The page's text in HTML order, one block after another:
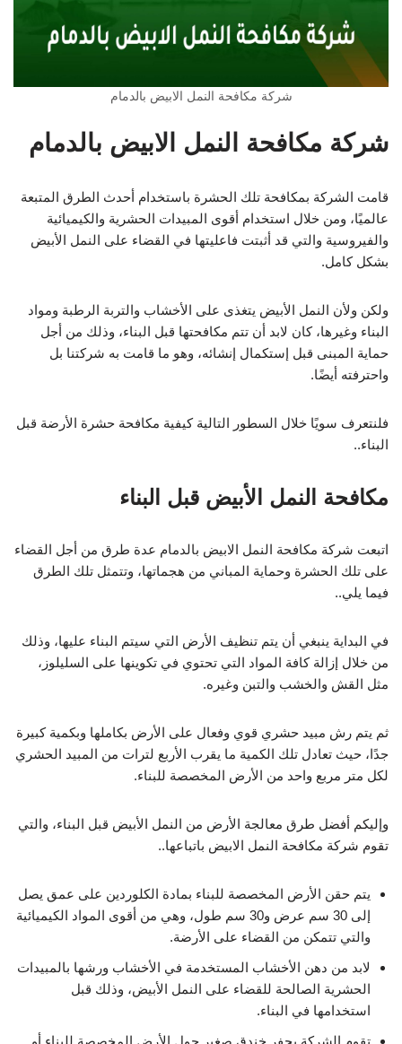
شركة مكافحة النمل الابيض بالدمام
شركة مكافحة النمل الابيض بالدمام
قامت الشركة بمكافحة تلك الحشرة باستخدام أحدث الطرق المتبعة
عالميًا، ومن خلال استخدام أقوى المبيدات الحشرية والكيميائية
والفيروسية والتي قد أثبتت فاعليتها في القضاء على النمل الأبيض
بشكل كامل.
ولكن ولأن النمل الأبيض يتغذى على الأخشاب والتربة الرطبة ومواد
البناء وغيرها، كان لابد أن تتم مكافحتها قبل البناء، وذلك من أجل
حماية المبنى قبل إستكمال إنشائه، وهو ما قامت به شركتنا بل
واحترفته أيضًا.
فلنتعرف سويًا خلال السطور التالية كيفية مكافحة حشرة الأرضة قبل
البناء..
مكافحة النمل الأبيض قبل البناء
اتبعت شركة مكافحة النمل الابيض بالدمام عدة طرق من أجل القضاء
على تلك الحشرة وحماية المباني من هجماتها، وتتمثل تلك الطرق
فيما يلي..
في البداية ينبغي أن يتم تنظيف الأرض التي سيتم البناء عليها، وذلك
من خلال إزالة كافة المواد التي تحتوي في تكوينها على السليلوز،
مثل القش والخشب والتبن وغيره.
ثم يتم رش مبيد حشري قوي وفعال على الأرض بكاملها وبكمية كبيرة
جدًا، حيث تعادل تلك الكمية ما يقرب الأربع لترات من المبيد الحشري
لكل متر مربع واحد من الأرض المخصصة للبناء.
وإليكم أفضل طرق معالجة الأرض من النمل الأبيض قبل البناء، والتي
تقوم شركة مكافحة النمل الابيض باتباعها..
يتم حقن الأرض المخصصة للبناء بمادة الكلوردين على عمق يصل
إلى 30 سم عرض و30 سم طول، وهي من أقوى المواد الكيميائية
والتي تتمكن من القضاء على الأرضة.
لابد من دهن الأخشاب المستخدمة في الأخشاب ورشها بالمبيدات
الحشرية الصالحة للقضاء على النمل الأبيض، وذلك قبل
استخدامها في البناء.